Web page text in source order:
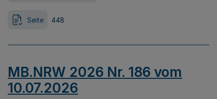
Seite 448
MB.NRW 2026 Nr. 186 vom
10.07.2026